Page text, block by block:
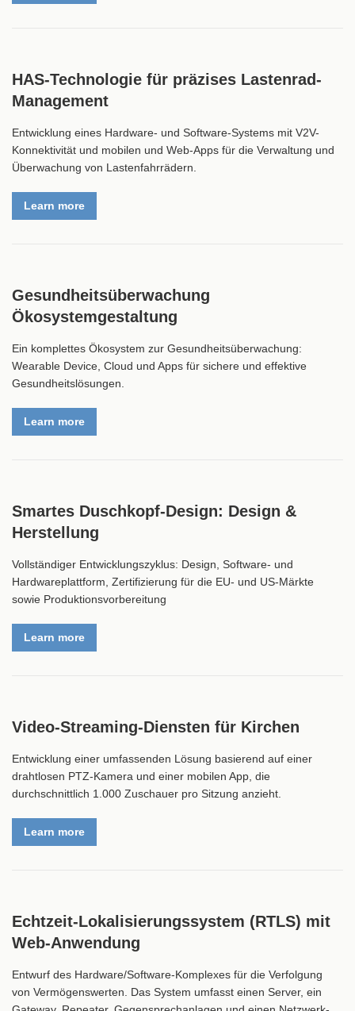
HAS-Technologie für präzises Lastenrad-
Management
Entwicklung eines Hardware- und Software-Systems mit V2V-
Konnektivität und mobilen und Web-Apps für die Verwaltung und
Überwachung von Lastenfahrrädern.
Learn more
Gesundheitsüberwachung
Ökosystemgestaltung
Ein komplettes Ökosystem zur Gesundheitsüberwachung:
Wearable Device, Cloud und Apps für sichere und effektive
Gesundheitslösungen.
Learn more
Smartes Duschkopf-Design: Design &
Herstellung
Vollständiger Entwicklungszyklus: Design, Software- und
Hardwareplattform, Zertifizierung für die EU- und US-Märkte
sowie Produktionsvorbereitung
Learn more
Video-Streaming-Diensten für Kirchen
Entwicklung einer umfassenden Lösung basierend auf einer
drahtlosen PTZ-Kamera und einer mobilen App, die
durchschnittlich 1.000 Zuschauer pro Sitzung anzieht.
Learn more
Echtzeit-Lokalisierungssystem (RTLS) mit
Web-Anwendung
Entwurf des Hardware/Software-Komplexes für die Verfolgung
von Vermögenswerten. Das System umfasst einen Server, ein